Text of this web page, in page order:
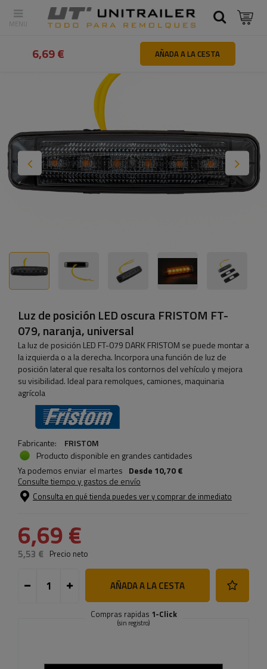
Inicio Iluminación y sistemas eléctricos Luces de gálibo
Luz de posición LED oscura FRISTOM FT-
079, naranja, universal
La luz de posición LED FT-079 DARK FRISTOM se puede montar a
la izquierda o a la derecha. Incorpora una función de luz de
posición lateral que resalta los contornos del vehículo y mejora
su visibilidad. Ideal para remolques, camiones, maquinaria
agrícola
Fabricante:
FRISTOM
Producto disponible en grandes cantidades
Ya podemos enviar el martes Desde 10,70 €
Consulte tiempo y gastos de envío
Consulta en qué tienda puedes ver y comprar de inmediato
6,69 €
5,53 € Precio neto
AÑADA A LA CESTA
Compras rapidas 1-Click
(sin registro)
6,69 € AÑADA A LA CESTA